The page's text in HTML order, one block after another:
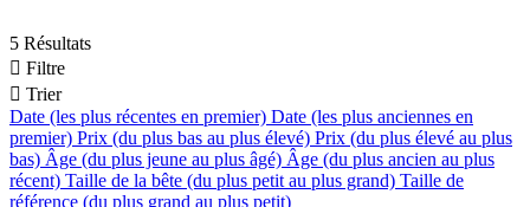
5 Résultats
 Filtre
 Trier
Date (les plus récentes en premier) Date (les plus anciennes en
premier) Prix (du plus bas au plus élevé) Prix (du plus élevé au plus
bas) Âge (du plus jeune au plus âgé) Âge (du plus ancien au plus
récent) Taille de la bête (du plus petit au plus grand) Taille de
référence (du plus grand au plus petit)